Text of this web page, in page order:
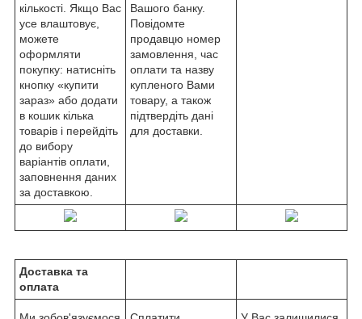
кількості. Якщо Вас
усе влаштовує,
можете
оформляти
покупку: натисніть
кнопку «купити
зараз» або додати
в кошик кілька
товарів і перейдіть
до вибору
варіантів оплати,
заповнення даних
за доставкою.
Вашого банку.
Повідомте
продавцю номер
замовлення, час
оплати та назву
купленого Вами
товару, а також
підтвердіть дані
для доставки.
Доставка та
оплата